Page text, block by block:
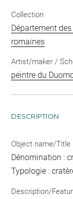
Collection
Département
romaines
Artist/maker /
peintre du
DESCRIPTION
Object name/Title
Dénomination :
Typologie :
Description/